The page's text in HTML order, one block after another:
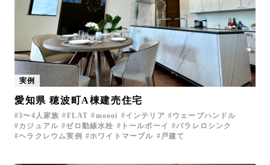
実例
愛知県 穂波町A棟建売住宅
3〜4人家族 FLAT moooi インテリア
ウェーブハンドル
カジュアル
ゼロ動線水栓 トールボーイ
パラレロシンク
ヘラクレウム実例
ホワイトマーブル 戸建て